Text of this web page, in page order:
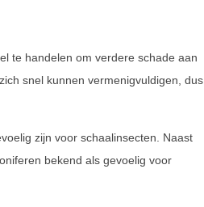
te handelen om verdere schade aan
snel kunnen vermenigvuldigen, dus
zijn voor schaalinsecten. Naast
bekend als gevoelig voor